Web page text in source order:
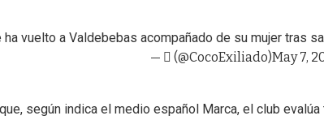
ha vuelto a Valdebebas acompañado de su mujer tras
— ‏️ٓ‏️ (@CocoExiliado)May 7,
según indica el medio español Marca, el club